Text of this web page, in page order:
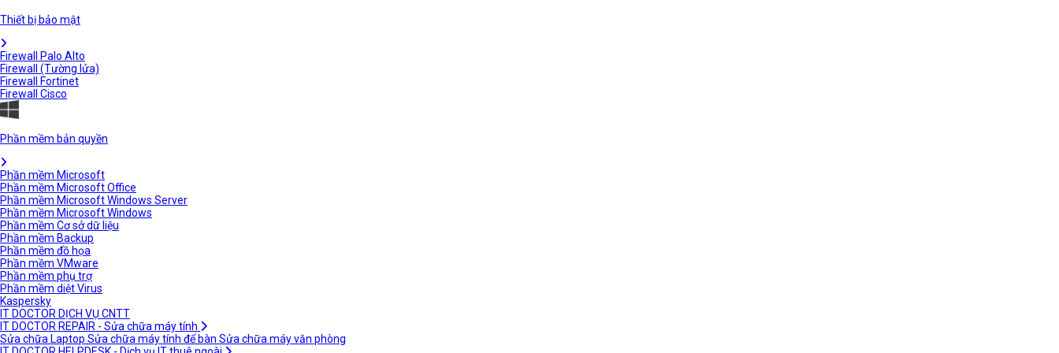
Thiết bị bảo mật
Firewall Palo Alto
Firewall (Tường lửa)
Firewall Fortinet
Firewall Cisco
Phần mềm bản quyền
Phần mềm Microsoft
Phần mềm Microsoft Office
Phần mềm Microsoft Windows Server
Phần mềm Microsoft Windows
Phần mềm Cơ sở dữ liệu
Phần mềm Backup
Phần mềm đồ họa
Phần mềm VMware
Phần mềm phụ trợ
Phần mềm diệt Virus
Kaspersky
IT DOCTOR DỊCH VỤ CNTT
IT DOCTOR REPAIR - Sửa chữa máy tính
Sửa chữa Laptop Sửa chữa máy tính để bàn Sửa chữa máy văn phòng